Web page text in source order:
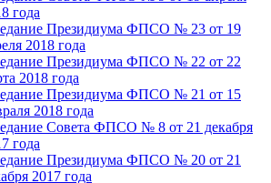
года
Президиума ФПСО № 23 от 19
2018 года
Президиума ФПСО № 22 от 22
2018 года
Президиума ФПСО № 21 от 15
2018 года
Совета ФПСО № 8 от 21 декабря
года
Президиума ФПСО № 20 от 21
2017 года